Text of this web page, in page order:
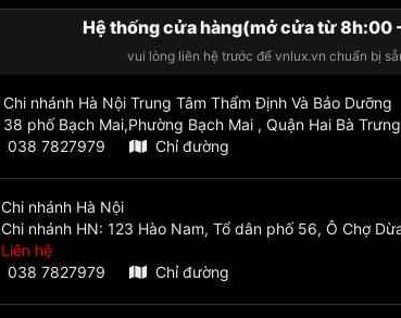
Hệ thống cửa hàng(mở cửa từ 8h:00
vui lòng liên hệ trước để vnlux.vn chuẩn bị
Chi nhánh Hà Nội Trung Tâm Thẩm Định Và Bảo Dưỡng
38 phố Bạch Mai,Phường Bạch Mai , Quận Hai Bà
038 7827979
Chỉ đường
Chi nhánh Hà Nội
Chi nhánh HN: 123 Hào Nam, Tổ dân phố 56, Ô Chợ
Liên hệ
038 7827979
Chỉ đường